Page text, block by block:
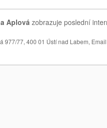
Aplová zobrazuje poslední
977/77, 400 01 Ústí nad Labem,